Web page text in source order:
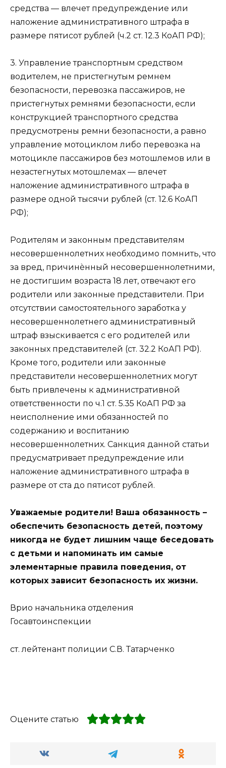
средства — влечет предупреждение или
наложение административного штрафа в
размере пятисот рублей (ч.2 ст. 12.3 КоАП РФ);
3. Управление транспортным средством
водителем, не пристегнутым ремнем
безопасности, перевозка пассажиров, не
пристегнутых ремнями безопасности, если
конструкцией транспортного средства
предусмотрены ремни безопасности, а равно
управление мотоциклом либо перевозка на
мотоцикле пассажиров без мотошлемов или в
незастегнутых мотошлемах — влечет
наложение административного штрафа в
размере одной тысячи рублей (ст. 12.6 КоАП
РФ);
Родителям и законным представителям
несовершеннолетних необходимо помнить, что
за вред, причинѐнный несовершеннолетними,
не достигшим возраста 18 лет, отвечают его
родители или законные представители. При
отсутствии самостоятельного заработка у
несовершеннолетнего административный
штраф взыскивается с его родителей или
законных представителей (ст. 32.2 КоАП РФ).
Кроме того, родители или законные
представители несовершеннолетних могут
быть привлечены к административной
ответственности по ч.1 ст. 5.35 КоАП РФ за
неисполнение ими обязанностей по
содержанию и воспитанию
несовершеннолетних. Санкция данной статьи
предусматривает предупреждение или
наложение административного штрафа в
размере от ста до пятисот рублей.
Уважаемые родители! Ваша обязанность –
обеспечить безопасность детей, поэтому
никогда не будет лишним чаще беседовать
с детьми и напоминать им самые
элементарные правила поведения, от
которых зависит безопасность их жизни.
Врио начальника отделения
Госавтоинспекции
ст. лейтенант полиции С.В. Татарченко
Оцените статью